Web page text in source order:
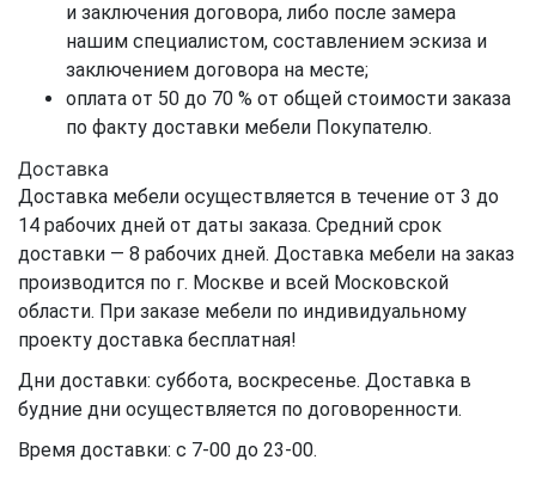
и заключения договора, либо после замера
нашим специалистом, составлением эскиза и
заключением договора на месте;
оплата от 50 до 70 % от общей стоимости заказа
по факту доставки мебели Покупателю.
Доставка
Доставка мебели осуществляется в течение от 3 до
14 рабочих дней от даты заказа. Средний срок
доставки — 8 рабочих дней. Доставка мебели на заказ
производится по г. Москве и всей Московской
области. При заказе мебели по индивидуальному
проекту доставка бесплатная!
Дни доставки: суббота, воскресенье. Доставка в
будние дни осуществляется по договоренности.
Время доставки: с 7-00 до 23-00.